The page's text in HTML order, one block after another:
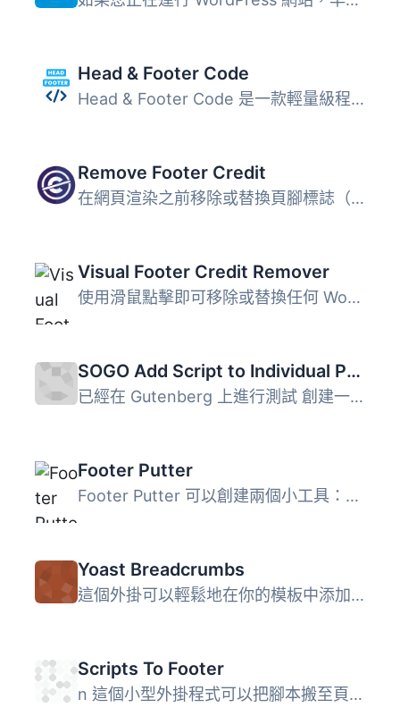
Head & Footer Code
Head & Footer Code 是一款輕量級程式碼插入外掛，讓不懂...
Remove Footer Credit
在網頁渲染之前移除或替換頁腳標誌（或頁面中的任何文本或 HT...
Visual Footer Credit Remover
使用滑鼠點擊即可移除或替換任何 WordPress 主題的頁腳文字。
SOGO Add Script to Individual Pages Header Footer
已經在 Gutenberg 上進行測試 創建一個簡單的方式，為個別頁...
Footer Putter
Footer Putter 可以創建兩個小工具：Footer Putter 版權小工...
Yoast Breadcrumbs
這個外掛可以輕鬆地在你的模板中添加面包屑。如果你正在使用...
Scripts To Footer
n 這個小型外掛程式可以把腳本搬至頁面底部的 JavaScript 塊...